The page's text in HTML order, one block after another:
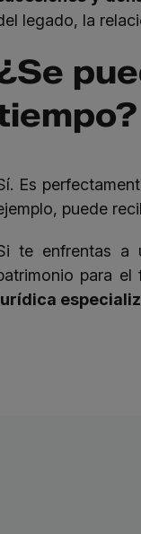
legado, la
Es
puede
te enfrentas a
para el